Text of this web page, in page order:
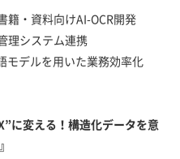
・資料向けAI-OCR開発
理システム連携
デルを用いた業務効率化
変える！――構造化データを意